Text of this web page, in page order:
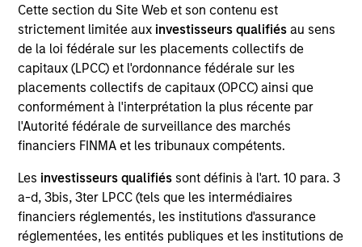
Cette section du Site Web et son contenu est
strictement limitée aux investisseurs qualifiésau sens
de la loi fédérale sur les placements collectifs de
capitaux (LPCC) et l'ordonnance fédérale sur les
placements collectifs de capitaux (OPCC) ainsi que
conformément à l'interprétation la plus récente par
l'Autorité fédérale de surveillance des marchés
financiers FINMA et les tribunaux compétents.
Les investisseurs qualifiés sont définis à l'art. 10 para. 3
a-d, 3bis, 3ter LPCC (tels que les intermédiaires
financiers réglementés, les institutions d'assurance
réglementées, les entités publiques et les institutions de
SECTOR
Energy
COUNTRY
United States
Invested on
May 2009